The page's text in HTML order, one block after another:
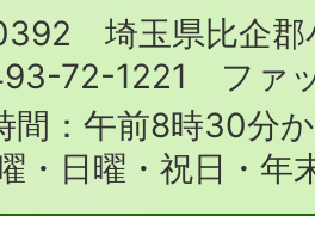
役
場
埼玉県比企郡
72-1221
ファ
間：午前8時30分
・日曜・祝日・年